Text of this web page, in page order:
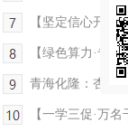
【坚定信心开好
【绿色算力·专
青海化隆：杏花
【一学三促·万